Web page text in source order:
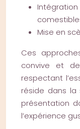
Mise en
Ces
convive et
respectant
réside dans
présentation
l’expérience